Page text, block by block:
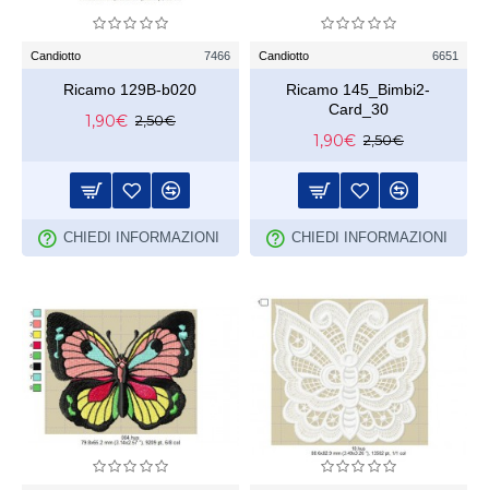
Candiotto 7466
Ricamo 129B-b020
1,90€ 2,50€
CHIEDI INFORMAZIONI
Candiotto 6651
Ricamo 145_Bimbi2-
Card_30
1,90€ 2,50€
CHIEDI INFORMAZIONI